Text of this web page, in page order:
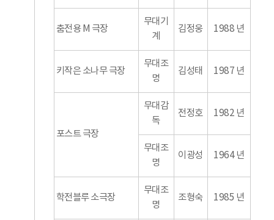
춤전용 M 극장
무대기
계
김정웅 1988 년
키작은 소나무 극장
무대조
명
김성태 1987 년
포스트 극장
무대감
독
전정호 1982 년
무대조
명
이광성 1964 년
학전블루 소극장
무대조
명
조형숙 1985 년